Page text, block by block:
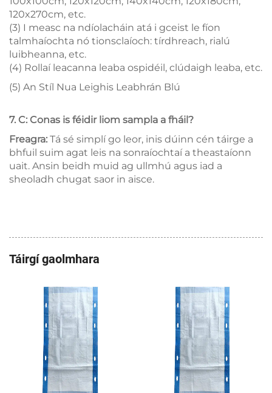
120x270cm, etc.
(3) I measc na ndíolacháin atá i gceist le fíon
talmhaíochta nó tionsclaíoch: tírdhreach, rialú
luibheanna, etc.
(4) Rollaí leacanna leaba ospidéil, clúdaigh leaba, etc.
(5) An Stíl Nua Leighis Leabhrán Blú
7. C: Conas is féidir liom sampla a fháil?
Freagra: Tá sé simplí go leor, inis dúinn cén táirge a
bhfuil suim agat leis na sonraíochtaí a theastaíonn
uait. Ansin beidh muid ag ullmhú agus iad a
sheoladh chugat saor in aisce.
Táirgí gaolmhara